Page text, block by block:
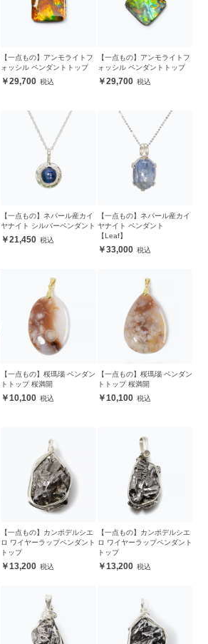
【一点もの】アンモライトフ
ォッシル ペンダントトップ
29,700
【一点もの】アンモライトフ
ォッシル ペンダントトップ
29,700
【一点もの】ネパール産カイ
ヤナイト シルバーペンダント
21,450
【一点もの】ネパール産カイ
ヤナイト ペンダント
【Leaf】
33,000
【一点もの】桜瑪瑙 ペンダン
トトップ 桜満開
10,100
【一点もの】桜瑪瑙 ペンダン
トトップ 桜満開
10,100
【一点もの】カンポデルシエ
ロ ワイヤーラップペンダント
トップ
13,200
【一点もの】カンポデルシエ
ロ ワイヤーラップペンダント
トップ
13,200